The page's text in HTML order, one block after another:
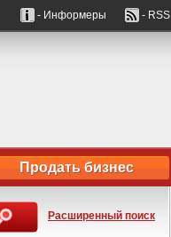
- Информеры - RSS
Продать бизнес
Расширенный поиск